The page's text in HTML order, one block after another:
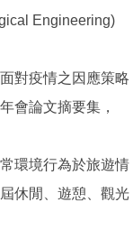
Engineering)
對疫情之因應策略
會論文摘要集，
環境行為於旅遊情
休閒、遊憩、觀光